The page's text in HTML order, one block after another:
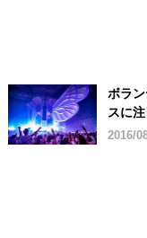
ボラ
スに注
2016/